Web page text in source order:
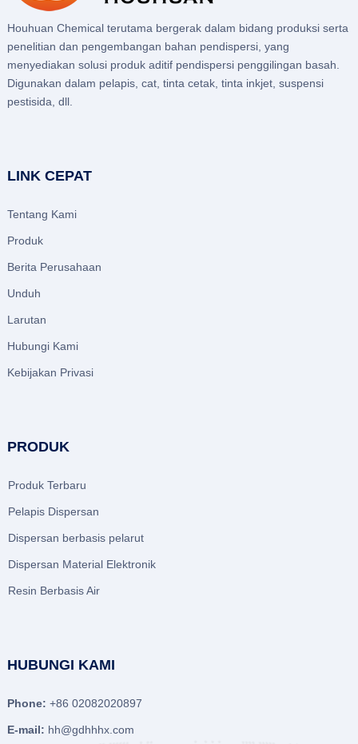
Houhuan Chemical terutama bergerak dalam bidang produksi serta
penelitian dan pengembangan bahan pendispersi, yang
menyediakan solusi produk aditif pendispersi penggilingan basah.
Digunakan dalam pelapis, cat, tinta cetak, tinta inkjet, suspensi
pestisida, dll.
LINK CEPAT
Tentang Kami
Produk
Berita Perusahaan
Unduh
Larutan
Hubungi Kami
Kebijakan Privasi
PRODUK
Produk Terbaru
Pelapis Dispersan
Dispersan berbasis pelarut
Dispersan Material Elektronik
Resin Berbasis Air
HUBUNGI KAMI
Phone: +86 02082020897
E-mail: hh@gdhhhx.com